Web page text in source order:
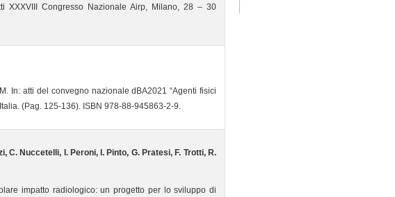
XXXVIII Congresso Nazionale Airp, Milano, 28 – 30
In: atti del convegno nazionale dBA2021 “Agenti fisici
(Pag. 125-136). ISBN 978-88-945863-2-9.
C. Nuccetelli, I. Peroni, I. Pinto, G. Pratesi, F. Trotti, R.
impatto radiologico: un progetto per lo sviluppo di